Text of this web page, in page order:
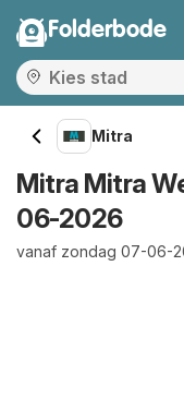
Folderbode
Mitra
Mitra Mitra
06-2026
vanaf zondag 07-06-